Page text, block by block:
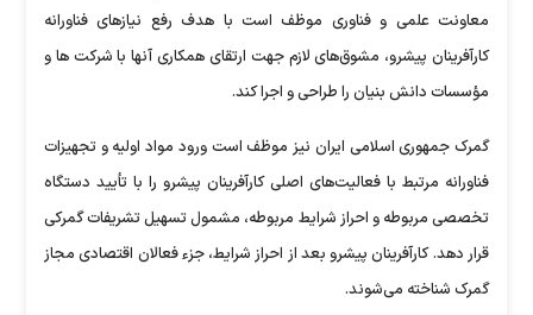
معاونت علمی و فناوری موظف است با هدف رفع نیازهای فناورانه
کارآفرینان پیشرو، مشوق‌های لازم جهت ارتقای همکاری آنها با شرکت ها و
مؤسسات دانش بنیان را طراحی و اجرا کند.
گمرک جمهوری اسلامی ایران نیز موظف است ورود مواد اولیه و تجهیزات
فناورانه مرتبط با فعالیت‌های اصلی کارآفرینان پیشرو را با تأیید دستگاه
تخصصی مربوطه و احراز شرایط مربوطه، مشمول تسهیل تشریفات گمرکی
قرار دهد. کارآفرینان پیشرو بعد از احراز شرایط، جزء فعالان اقتصادی مجاز
گمرک شناخته می‌شوند.